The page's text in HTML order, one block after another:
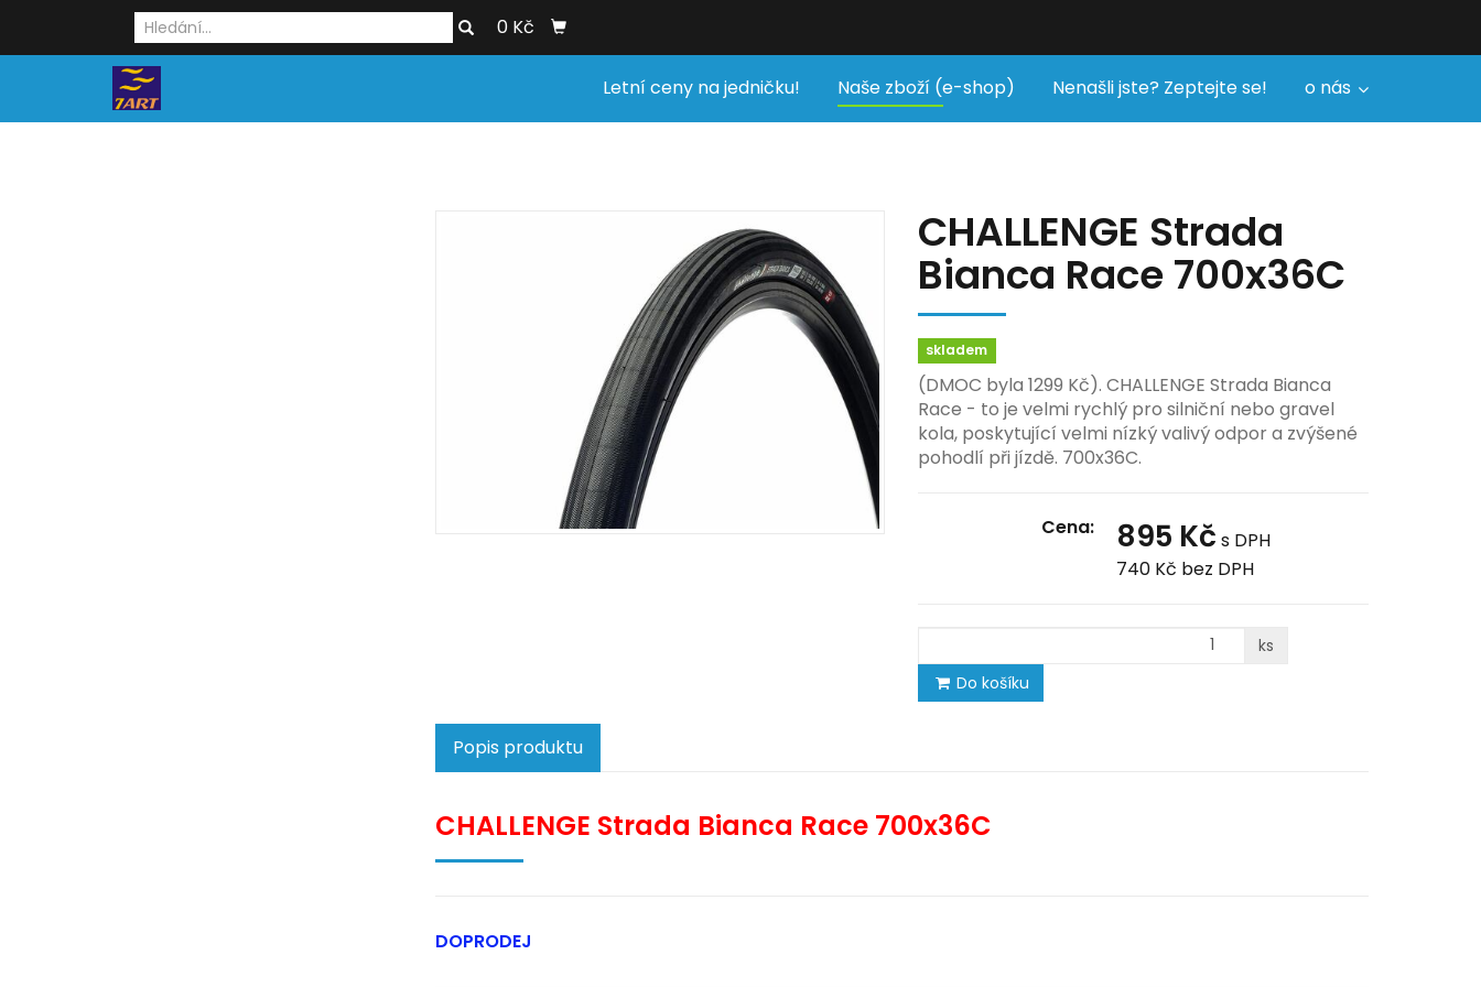
0 Kč
Letní ceny na jedničku! Naše zboží (e-shop) Nenašli jste? Zeptejte se! o nás
CHALLENGE Strada
Bianca Race 700x36C
skladem
(DMOC byla 1299 Kč). CHALLENGE Strada Bianca
Race - to je velmi rychlý pro silniční nebo gravel
kola, poskytující velmi nízký valivý odpor a zvýšené
pohodlí při jízdě. 700x36C.
Cena: 895 Kč s DPH
740 Kč bez DPH
ks
Do košíku
Popis produktu
CHALLENGE Strada Bianca Race 700x36C
DOPRODEJ